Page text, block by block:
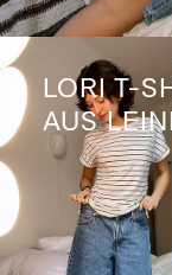
LORI T-
AUS